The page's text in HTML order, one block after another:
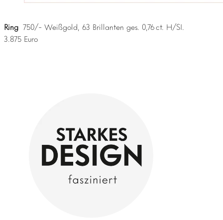
Ring 750/- Weißgold, 63 Brillanten ges. 0,76 ct. H/SI.
3.875 Euro